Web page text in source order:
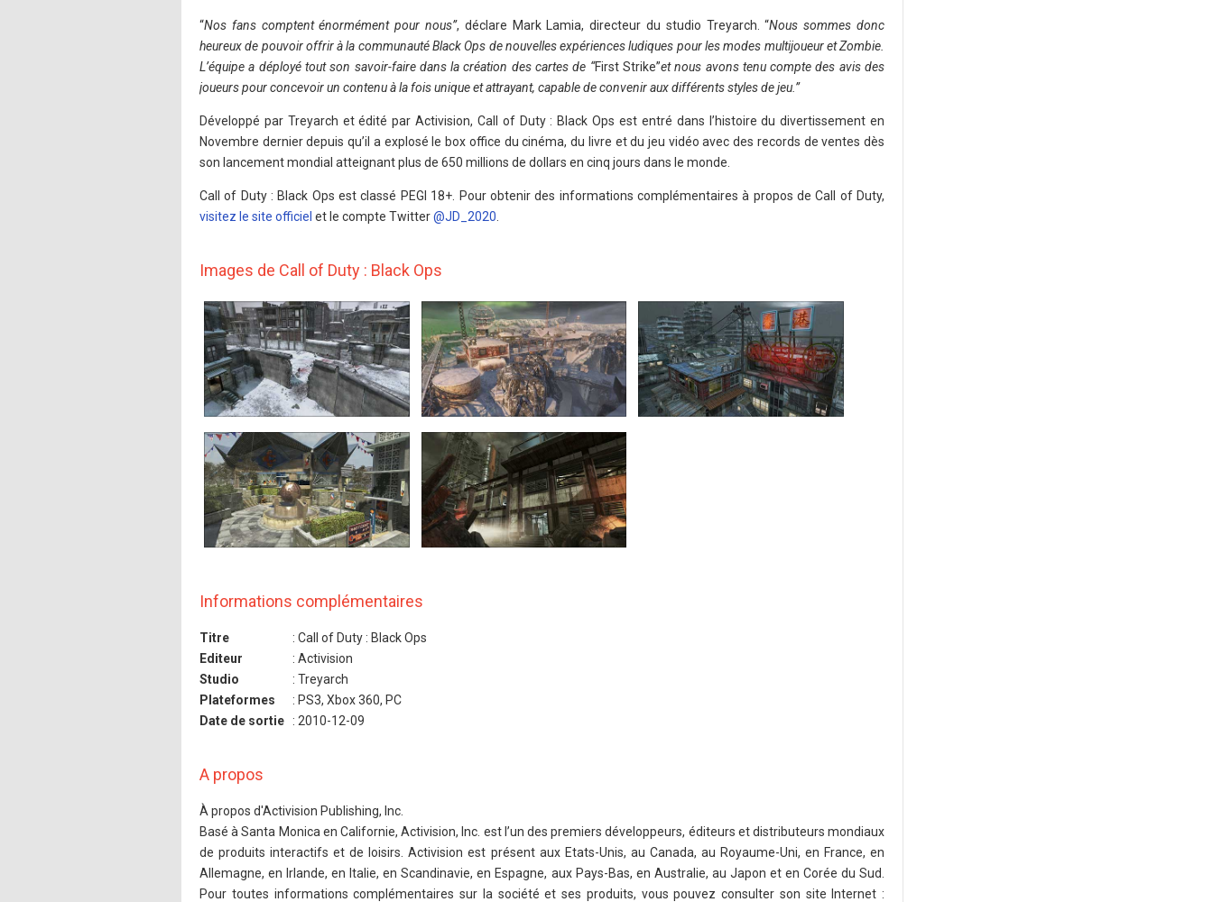
“Nos fans comptent énormément pour nous”, déclare Mark Lamia, directeur du studio Treyarch. “Nous sommes donc
heureux de pouvoir offrir à la communauté Black Ops de nouvelles expériences ludiques pour les modes multijoueur et Zombie.
L’équipe a déployé tout son savoir-faire dans la création des cartes de “First Strike”et nous avons tenu compte des avis des
joueurs pour concevoir un contenu à la fois unique et attrayant, capable de convenir aux différents styles de jeu.”
Développé par Treyarch et édité par Activision, Call of Duty : Black Ops est entré dans l’histoire du divertissement en
Novembre dernier depuis qu’il a explosé le box office du cinéma, du livre et du jeu vidéo avec des records de ventes dès
son lancement mondial atteignant plus de 650 millions de dollars en cinq jours dans le monde.
Call of Duty : Black Ops est classé PEGI 18+. Pour obtenir des informations complémentaires à propos de Call of Duty,
visitez le site officiel et le compte Twitter@JD_2020
Images de Call of Duty : Black Ops
Informations complémentaires
Titre
: Call of Duty : Black Ops
Editeur
: Activision
Studio
: Treyarch
Plateformes
: PS3, Xbox 360, PC
Date de sortie
: 2010-12-09
A propos
À propos d'Activision Publishing, Inc.
Basé à Santa Monica en Californie, Activision, Inc. est l’un des premiers développeurs, éditeurs et distributeurs mondiaux
de produits interactifs et de loisirs. Activision est présent aux Etats-Unis, au Canada, au Royaume-Uni, en France, en
Allemagne, en Irlande, en Italie, en Scandinavie, en Espagne, aux Pays-Bas, en Australie, au Japon et en Corée du Sud.
Pour toutes informations complémentaires sur la société et ses produits, vous pouvez consulter son site Internet :